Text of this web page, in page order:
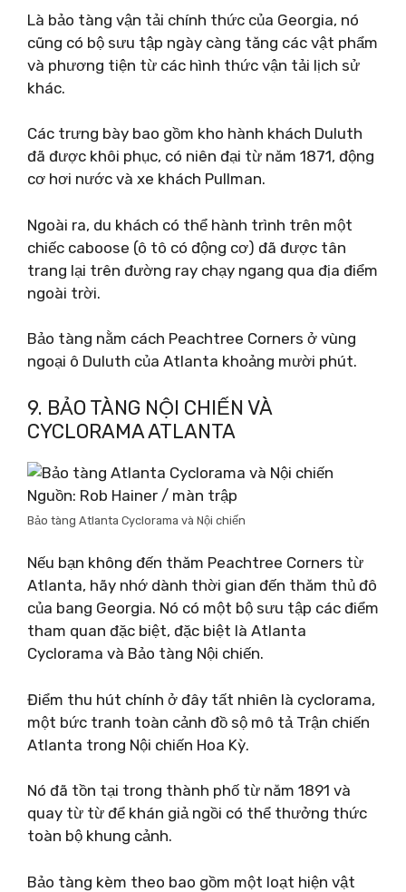
Là bảo tàng vận tải chính thức của Georgia, nó
cũng có bộ sưu tập ngày càng tăng các vật phẩm
và phương tiện từ các hình thức vận tải lịch sử
khác.
Các trưng bày bao gồm kho hành khách Duluth
đã được khôi phục, có niên đại từ năm 1871, động
cơ hơi nước và xe khách Pullman.
Ngoài ra, du khách có thể hành trình trên một
chiếc caboose (ô tô có động cơ) đã được tân
trang lại trên đường ray chạy ngang qua địa điểm
ngoài trời.
Bảo tàng nằm cách Peachtree Corners ở vùng
ngoại ô Duluth của Atlanta khoảng mười phút.
9. BẢO TÀNG NỘI CHIẾN VÀ
CYCLORAMA ATLANTA
Nguồn: Rob Hainer / màn trập
Bảo tàng Atlanta Cyclorama và Nội chiến
Nếu bạn không đến thăm Peachtree Corners từ
Atlanta, hãy nhớ dành thời gian đến thăm thủ đô
của bang Georgia. Nó có một bộ sưu tập các điểm
tham quan đặc biệt, đặc biệt là Atlanta
Cyclorama và Bảo tàng Nội chiến.
Điểm thu hút chính ở đây tất nhiên là cyclorama,
một bức tranh toàn cảnh đồ sộ mô tả Trận chiến
Atlanta trong Nội chiến Hoa Kỳ.
Nó đã tồn tại trong thành phố từ năm 1891 và
quay từ từ để khán giả ngồi có thể thưởng thức
toàn bộ khung cảnh.
Bảo tàng kèm theo bao gồm một loạt hiện vật